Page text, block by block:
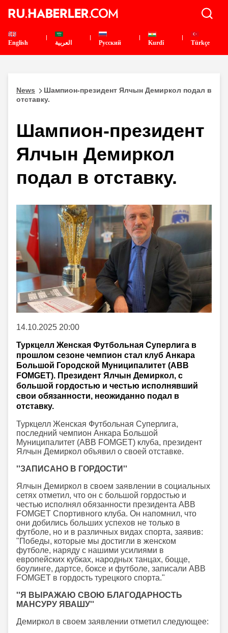
English العربية Pусский Kurdî Türkçe
News
Шампион-президент Ялчын Демиркол подал в
отставку.
Шампион-президент
Ялчын Демиркол
подал в отставку.
14.10.2025 20:00
Туркцелл Женская Футбольная Суперлига в
прошлом сезоне чемпион стал клуб Анкара
Большой Городской Муниципалитет (ABB
FOMGET). Президент Ялчын Демиркол, с
большой гордостью и честью исполнявший
свои обязанности, неожиданно подал в
отставку.
Туркцелл Женская Футбольная Суперлига,
последний чемпион Анкара Большой
Муниципалитет (ABB FOMGET) клуба, президент
Ялчын Демиркол объявил о своей отставке.
''ЗАПИСАНО В ГОРДОСТИ''
Ялчын Демиркол в своем заявлении в социальных
сетях отметил, что он с большой гордостью и
честью исполнял обязанности президента ABB
FOMGET Спортивного клуба. Он напомнил, что
они добились больших успехов не только в
футболе, но и в различных видах спорта, заявив:
"Победы, которые мы достигли в женском
футболе, наряду с нашими усилиями в
европейских кубках, народных танцах, боцце,
боулинге, дартсе, боксе и футболе, записали ABB
FOMGET в гордость турецкого спорта."
''Я ВЫРАЖАЮ СВОЮ БЛАГОДАРНОСТЬ
МАНСУРУ ЯВАШУ''
Демиркол в своем заявлении отметил следующее: